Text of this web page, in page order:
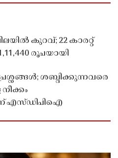
കുറവ്; 22 കാരറ്റ്
രൂപയായി
ശബ്ദിക്കുന്നവരെ
എസ്ഡിപിഐ